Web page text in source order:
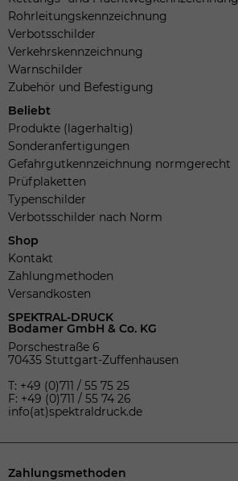
Rohrleitungskennzeichnung
Verbotsschilder
Verkehrskennzeichnung
Warnschilder
Zubehör und Befestigung
Beliebt
Produkte (lagerhaltig)
Sonderanfertigungen
Gefahrgutkennzeichnung normgerecht
Prüfplaketten
Typenschilder
Verbotsschilder nach Norm
Shop
Kontakt
Zahlungmethoden
Versandkosten
SPEKTRAL-DRUCK
Bodamer GmbH & Co. KG
Porschestraße 6
70435 Stuttgart-Zuffenhausen
T: +49 (0)711 / 55 75 25
F: +49 (0)711 / 55 74 26
info(at)spektraldruck.de
Zahlungsmethoden